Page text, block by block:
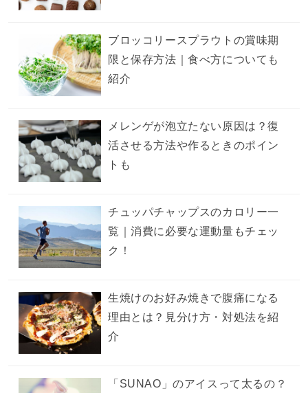
ブロッコリースプラウトの賞味期
限と保存方法｜食べ方についても
紹介
メレンゲが泡立たない原因は？復
活させる方法や作るときのポイン
トも
チュッパチャップスのカロリー一
覧｜消費に必要な運動量もチェッ
ク！
生焼けのお好み焼きで腹痛になる
理由とは？見分け方・対処法を紹
介
「SUNAO」のアイスって太るの？